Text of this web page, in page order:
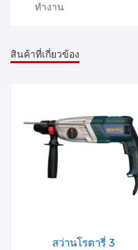
ทำงาน
สินค้าที่เกี่ยวข้อง
สว่านโรตารี่ 3